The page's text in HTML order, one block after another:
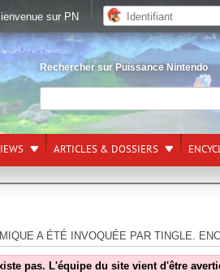
Rechercher sur Puissance Nintendo
ARTICLES & DOSSIERS
A ÉTÉ INVOQUÉE PAR TINGLE.
pas. L'équipe du site vient d'être
sur PN